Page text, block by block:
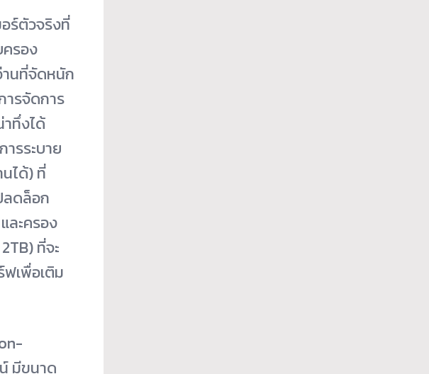
ร์ตัวจริงที่
รอง
านที่จัดหนัก
ารจัดการ
ทึ่งได้
รระบาย
ได้) ที่
ลดล็อก
ละครอง
ที่จะ
ฟเพื่อเติม
มีขนาด